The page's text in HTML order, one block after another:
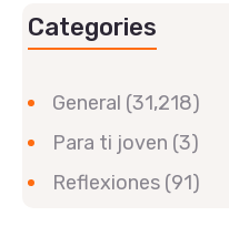
Categories
General (31,218)
Para ti joven (3)
Reflexiones (91)